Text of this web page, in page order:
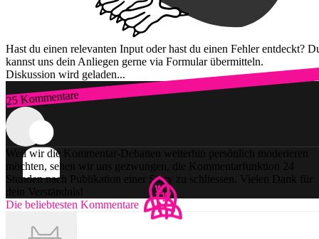
Hast du einen relevanten Input oder hast du einen Fehler entdeckt?
kannst uns dein Anliegen gerne via Formular übermitteln.
Diskussion wird geladen...
25 Kommentare
Zum Login
Weil wir die Kommentar-Debatten weiterhin persönlich moderieren
möchten, sehen wir uns gezwungen, die Kommentarfunktion 24
Stunden nach Publikation einer Story zu schliessen. Vielen Dank für
dein Verständnis!
Die beliebtesten Kommentare